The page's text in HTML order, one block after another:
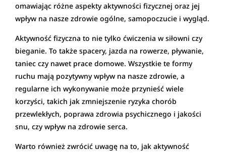
omawiając różne aspekty aktywności fizycznej oraz jej
wpływ na nasze zdrowie ogólne, samopoczucie i wygląd.
Aktywność fizyczna to nie tylko ćwiczenia w siłowni czy
bieganie. To także spacery, jazda na rowerze, pływanie,
taniec czy nawet prace domowe. Wszystkie te formy
ruchu mają pozytywny wpływ na nasze zdrowie, a
regularne ich wykonywanie może przynieść wiele
korzyści, takich jak zmniejszenie ryzyka chorób
przewlekłych, poprawa zdrowia psychicznego i jakości
snu, czy wpływ na zdrowie serca.
Warto również zwrócić uwagę na to, jak aktywność